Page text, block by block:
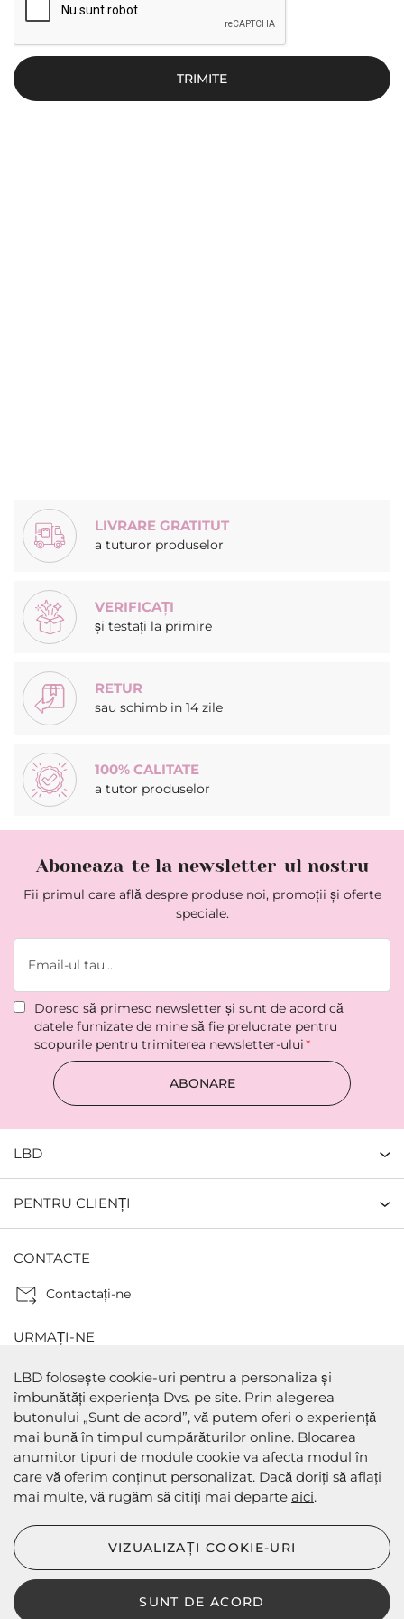
TRIMITE
LIVRARE GRATITUT
a tuturor produselor
VERIFICAȚI
și testați la primire
RETUR
sau schimb in 14 zile
100% CALITATE
a tutor produselor
Aboneaza-te la newsletter-ul nostru
Fii primul care află despre produse noi, promoții și oferte
speciale.
Doresc să primesc newsletter şi sunt de acord că
datele furnizate de mine să fie prelucrate pentru
scopurile pentru trimiterea newsletter-ului
ABONARE
LBD
PENTRU CLIENȚI
CONTACTE
Contactaţi-ne
URMAȚI-NE
METODE DE PLATA
METODE DE EXPEDIERE
LBD folosește cookie-uri pentru a personaliza și
îmbunătăți experiența Dvs. pe site. Prin alegerea
butonului „Sunt de acord”, vă putem oferi o experiență
mai bună în timpul cumpărăturilor online. Blocarea
anumitor tipuri de module cookie va afecta modul în
care vă oferim conținut personalizat. Dacă doriți să aflați
mai multe, vă rugăm să citiți mai departe aici.
SUNT DE ACORD
VIZUALIZAȚI COOKIE-URI